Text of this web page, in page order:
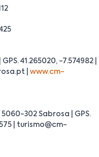
41.265020, -7.574982 |
| www.cm-
302 Sabrosa | GPS.
575 | turismo@cm-